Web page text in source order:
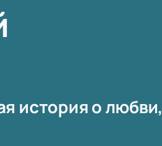
история о любви,